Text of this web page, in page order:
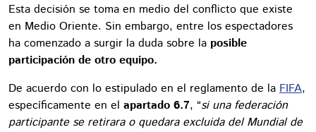
Esta decisión se toma en medio del conflicto que existe
en Medio Oriente. Sin embargo, entre los espectadores
ha comenzado a surgir la duda sobre la posible
participación de otro equipo.
De acuerdo con lo estipulado en el reglamento de la FIFA,
específicamente en el apartado 6.7, “si una federación
participante se retirara o quedara excluida del Mundial de